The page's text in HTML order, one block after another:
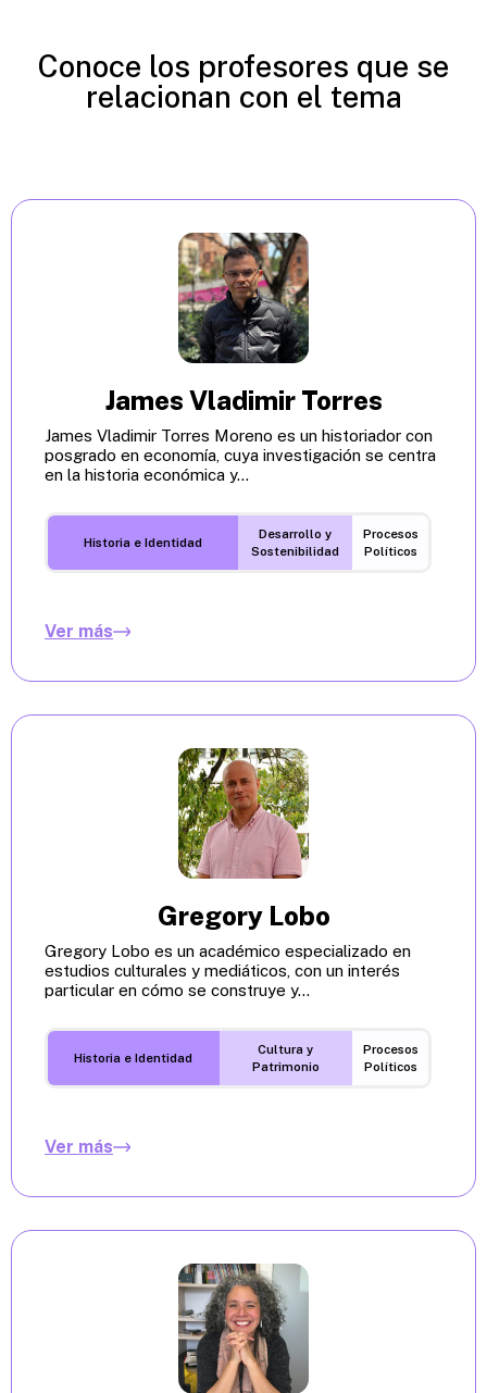
Conoce los profesores que se
relacionan con el tema
James Vladimir Torres
James Vladimir Torres Moreno es un historiador con
posgrado en economía, cuya investigación se centra
en la historia económica y...
Historia e Identidad
Desarrollo y
Sostenibilidad
Procesos
Políticos
Ver más
Gregory Lobo
Gregory Lobo es un académico especializado en
estudios culturales y mediáticos, con un interés
particular en cómo se construye y...
Historia e Identidad
Cultura y
Patrimonio
Procesos
Políticos
Ver más